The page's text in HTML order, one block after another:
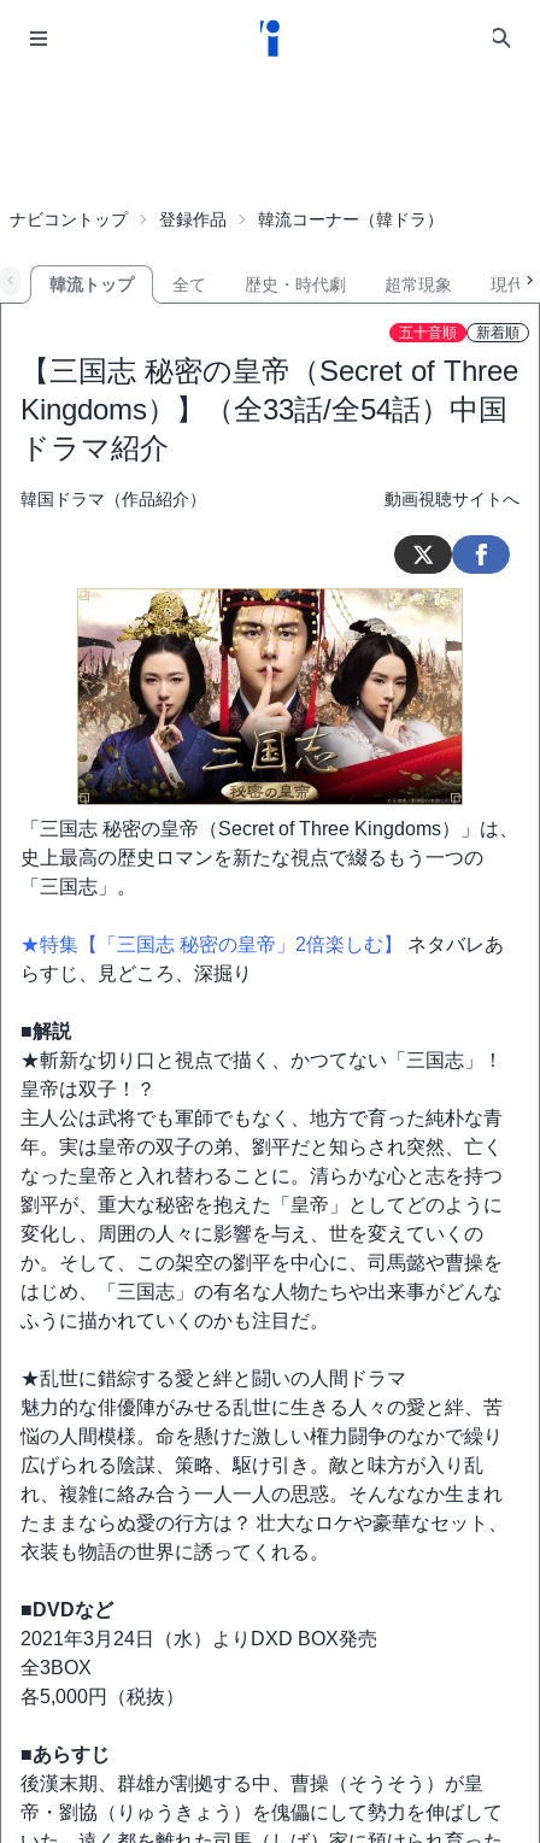
ナビコントップ 登録作品 韓流コーナー（韓ドラ）
韓流トップ 全て 歴史・時代劇 超常現象 現代
五十音順 新着順
【三国志 秘密の皇帝（Secret of Three
Kingdoms）】（全33話/全54話）中国
ドラマ紹介
韓国ドラマ（作品紹介） 動画視聴サイトへ
「三国志 秘密の皇帝（Secret of Three Kingdoms）」は、
史上最高の歴史ロマンを新たな視点で綴るもう一つの
「三国志」。
★特集【「三国志 秘密の皇帝」2倍楽しむ】
ネタバレあ
らすじ、見どころ、深掘り
■解説
★斬新な切り口と視点で描く、かつてない「三国志」！
皇帝は双子！？
主人公は武将でも軍師でもなく、地方で育った純朴な青
年。実は皇帝の双子の弟、劉平だと知らされ突然、亡く
なった皇帝と入れ替わることに。清らかな心と志を持つ
劉平が、重大な秘密を抱えた「皇帝」としてどのように
変化し、周囲の人々に影響を与え、世を変えていくの
か。そして、この架空の劉平を中心に、司馬懿や曹操を
はじめ、「三国志」の有名な人物たちや出来事がどんな
ふうに描かれていくのかも注目だ。
★乱世に錯綜する愛と絆と闘いの人間ドラマ
魅力的な俳優陣がみせる乱世に生きる人々の愛と絆、苦
悩の人間模様。命を懸けた激しい権力闘争のなかで繰り
広げられる陰謀、策略、駆け引き。敵と味方が入り乱
れ、複雑に絡み合う一人一人の思惑。そんななか生まれ
たままならぬ愛の行方は？ 壮大なロケや豪華なセット、
衣装も物語の世界に誘ってくれる。
■DVDなど
2021年3月24日（水）よりDXD BOX発売
全3BOX
各5,000円（税抜）
■あらすじ
後漢末期、群雄が割拠する中、曹操（そうそう）が皇
帝・劉協（りゅうきょう）を傀儡にして勢力を伸ばして